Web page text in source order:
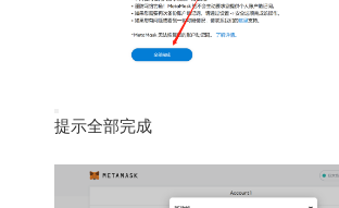
提示全部完成